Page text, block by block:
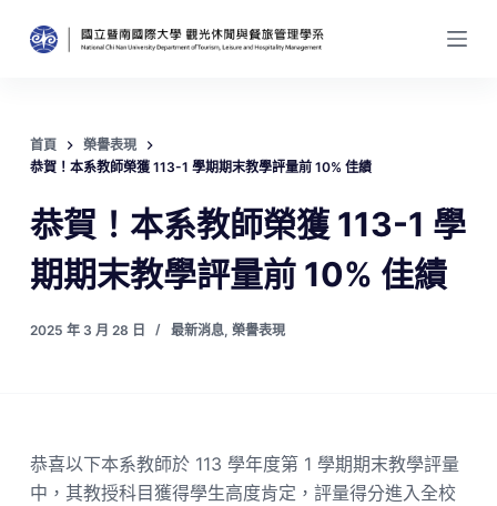
跳
至
內
容
首頁
榮譽表現
恭賀！本系教師榮獲 113-1 學期期末教學評量前 10% 佳績
恭賀！本系教師榮獲 113-1 學
期期末教學評量前 10% 佳績
2025 年 3 月 28 日 最新消息, 榮譽表現
恭喜以下本系教師於 113 學年度第 1 學期期末教學評量
中，其教授科目獲得學生高度肯定，評量得分進入全校